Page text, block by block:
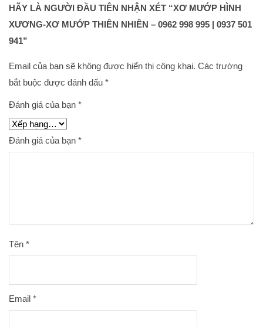
HÃY LÀ NGƯỜI ĐẦU TIÊN NHẬN XÉT “XƠ MƯỚP HÌNH
XƯƠNG-XƠ MƯỚP THIÊN NHIÊN – 0962 998 995 | 0937 501
941”
Email của bạn sẽ không được hiển thị công khai. Các trường
bắt buộc được đánh dấu *
Đánh giá của bạn *
Đánh giá của bạn *
Tên *
Email *